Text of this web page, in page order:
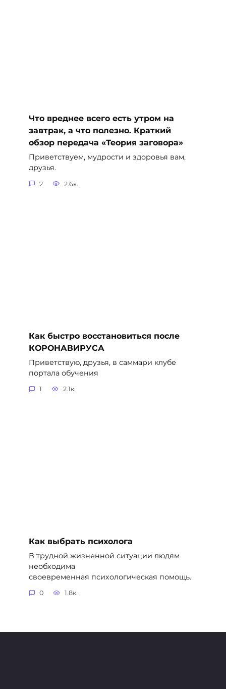
Что вреднее всего есть утром на
завтрак, а что полезно. Краткий
обзор передача «Теория заговора»
Приветствуем, мудрости и здоровья вам,
друзья.
2 2.6к.
Как быстро восстановиться после
КОРОНАВИРУСА
Приветствую, друзья, в саммари клубе
портала обучения
1 2.1к.
Как выбрать психолога
В трудной жизненной ситуации людям
необходима
своевременная психологическая помощь.
0 1.8к.